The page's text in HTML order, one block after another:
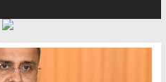
में अनुसंधान संरचना होगी सुदृढ,उच्च
शिक्षा मंत्री से की मुलाकात